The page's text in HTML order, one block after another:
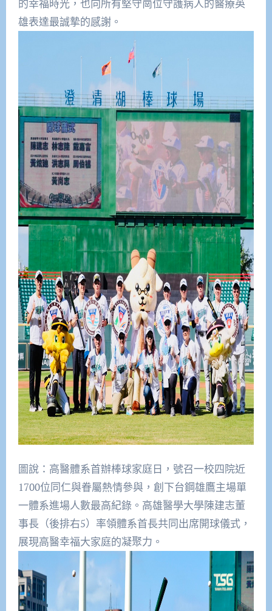
的幸福時光，也向所有堅守崗位守護病人的醫療英
雄表達最誠摯的感謝。
圖說：高醫體系首辦棒球家庭日，號召一校四院近
1700位同仁與眷屬熱情參與，創下台鋼雄鷹主場單
一體系進場人數最高紀錄。高雄醫學大學陳建志董
事長（後排右5）率領體系首長共同出席開球儀式，
展現高醫幸福大家庭的凝聚力。